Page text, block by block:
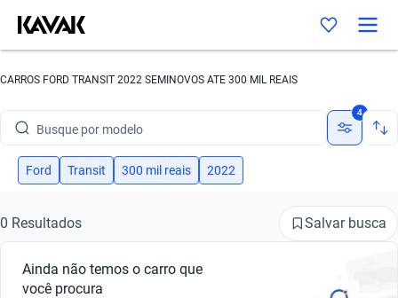
CARROS FORD TRANSIT 2022 SEMINOVOS ATE 300 MIL REAIS
Busque por modelo
Busque por versão
Busque por marca
Busque por modelo
4
Ford Transit 300 mil reais 2022
0 Resultados Salvar busca
Ainda não temos o carro que
você procura